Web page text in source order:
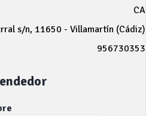
CA
s/n, 11650 - Villamartín (Cádiz)
956730353